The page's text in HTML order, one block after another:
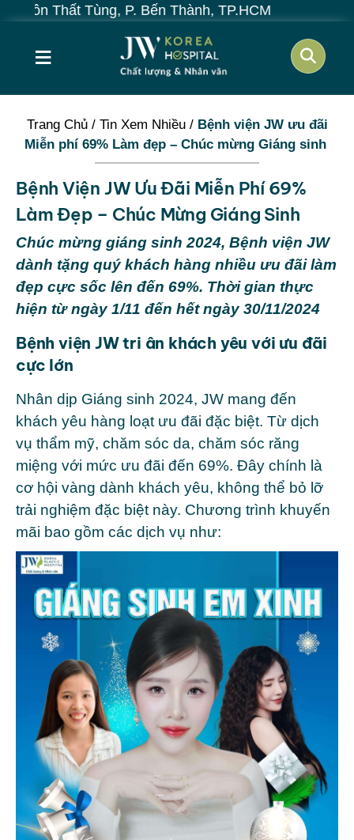
Tùng, P. Bến Thành, TP.HCM
≡
Trang Chủ/ Tin Xem Nhiều/ Bệnh viện JW ưu đãi
Miễn phí 69% Làm đẹp – Chúc mừng Giáng sinh
Bệnh Viện JW Ưu Đãi Miễn Phí 69%
Làm Đẹp – Chúc Mừng Giáng Sinh
Chúc mừng giáng sinh 2024, Bệnh viện JW
dành tặng quý khách hàng nhiều ưu đãi làm
đẹp cực sốc lên đến 69%. Thời gian thực
hiện từ ngày 1/11 đến hết ngày 30/11/2024
Bệnh viện JW tri ân khách yêu với ưu đãi
cực lớn
Nhân dịp Giáng sinh 2024, JW mang đến
khách yêu hàng loạt ưu đãi đặc biệt. Từ dịch
vụ thẩm mỹ, chăm sóc da, chăm sóc răng
miệng với mức ưu đãi đến 69%. Đây chính là
cơ hội vàng dành khách yêu, không thể bỏ lỡ
trải nghiệm đặc biệt này. Chương trình khuyến
mãi bao gồm các dịch vụ như: